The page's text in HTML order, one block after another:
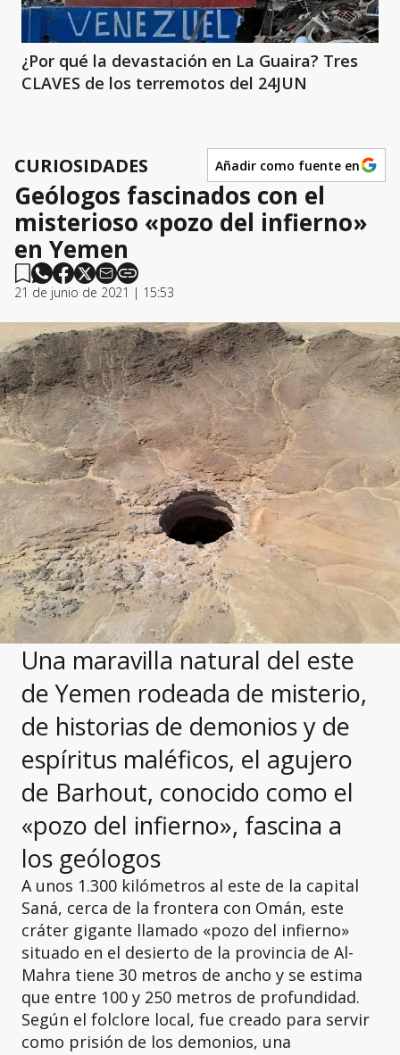
¿Por qué la devastación en La Guaira? Tres
CLAVES de los terremotos del 24JUN
CURIOSIDADES Añadir como fuente en
Geólogos fascinados con el
misterioso «pozo del infierno»
en Yemen
21 de junio de 2021 | 15:53
Una maravilla natural del este
de Yemen rodeada de misterio,
de historias de demonios y de
espíritus maléficos, el agujero
de Barhout, conocido como el
«pozo del infierno», fascina a
los geólogos
A unos 1.300 kilómetros al este de la capital
Saná, cerca de la frontera con Omán, este
cráter gigante llamado «pozo del infierno»
situado en el desierto de la provincia de Al-
Mahra tiene 30 metros de ancho y se estima
que entre 100 y 250 metros de profundidad.
Según el folclore local, fue creado para servir
como prisión de los demonios, una